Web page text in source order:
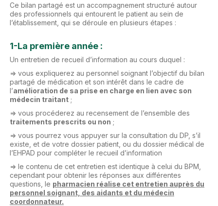
Ce bilan partagé est un accompagnement structuré autour
des professionnels qui entourent le patient au sein de
l’établissement, qui se déroule en plusieurs étapes :
1-La première année :
Un entretien de recueil d’information au cours duquel :
=> vous expliquerez au personnel soignant l’objectif du bilan
partagé de médication et son intérêt dans le cadre de
l’amélioration de sa prise en charge en lien avec son
médecin traitant ;
=> vous procéderez au recensement de l’ensemble des
traitements prescrits ou non ;
=> vous pourrez vous appuyer sur la consultation du DP, s’il
existe, et de votre dossier patient, ou du dossier médical de
l’EHPAD pour compléter le recueil d’information
=> le contenu de cet entretien est identique à celui du BPM,
cependant pour obtenir les réponses aux différentes
questions, le pharmacien réalise cet entretien auprès du
personnel soignant, des aidants et du médecin
coordonnateur.